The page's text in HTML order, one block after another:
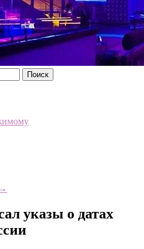
→
указы о датах